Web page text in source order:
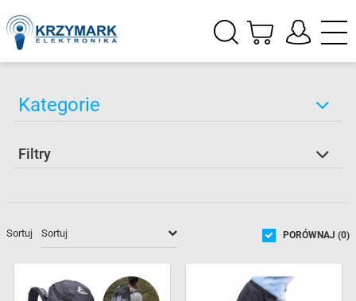
Kategorie
Filtry
PORÓWNAJ (0)
Sortuj